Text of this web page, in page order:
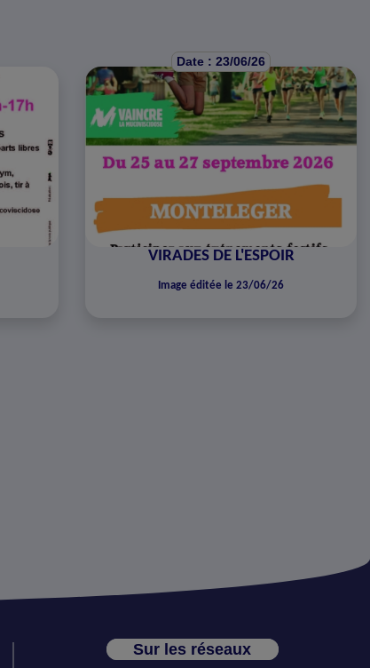
Date : 23/06/26
VIRADES DE L'ESPOIR
Image éditée le 23/06/26
Sur les réseaux